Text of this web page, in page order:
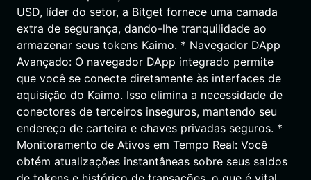
USD, líder do setor, a Bitget fornece uma camada
extra de segurança, dando-lhe tranquilidade ao
armazenar seus tokens Kaimo. * Navegador DApp
Avançado: O navegador DApp integrado permite
que você se conecte diretamente às interfaces de
aquisição do Kaimo. Isso elimina a necessidade de
conectores de terceiros inseguros, mantendo seu
endereço de carteira e chaves privadas seguros. *
Monitoramento de Ativos em Tempo Real: Você
obtém atualizações instantâneas sobre seus saldos